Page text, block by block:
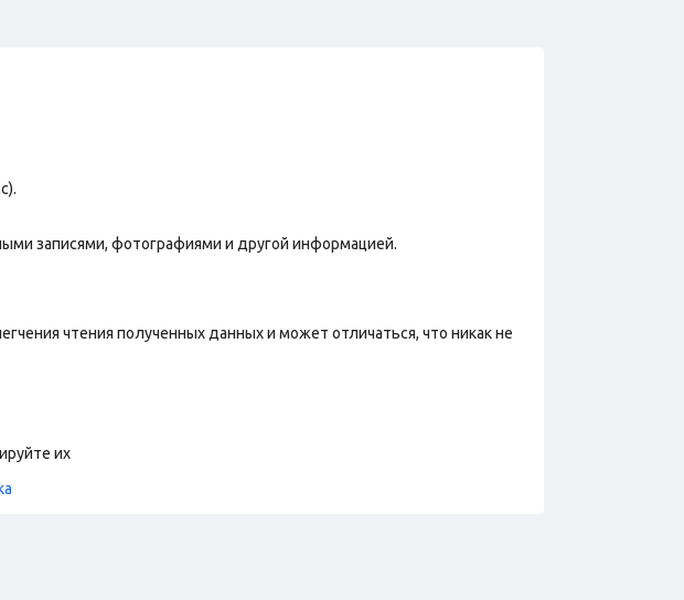
записями, фотографиями и другой информацией.
чтения полученных данных и может отличаться, что никак не
их